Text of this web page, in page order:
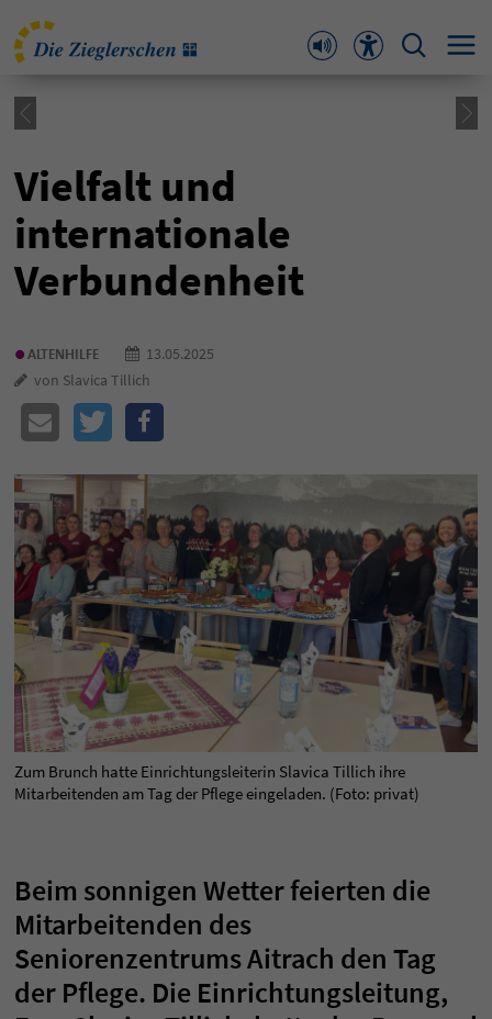
Vielfalt und
internationale
Verbundenheit
•ALTENHILFE
13.05.2025
von Slavica Tillich
Zum Brunch hatte Einrichtungsleiterin Slavica Tillich ihre
Mitarbeitenden am Tag der Pflege eingeladen. (Foto: privat)
Beim sonnigen Wetter feierten die
Mitarbeitenden des
Seniorenzentrums Aitrach den Tag
der Pflege. Die Einrichtungsleitung,